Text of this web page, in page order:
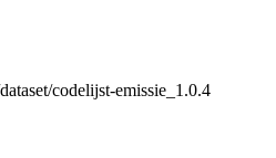
codelijst-emissie_1.0.4